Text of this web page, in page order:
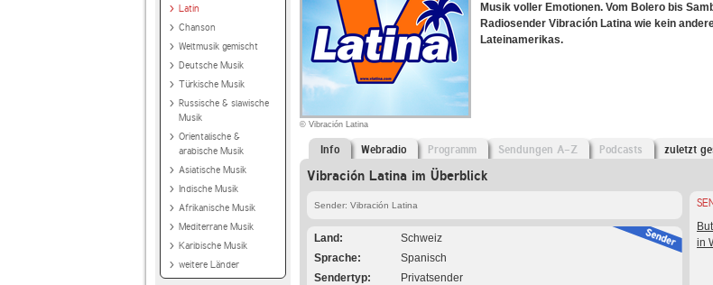
Latin
Chanson
Weltmusik gemischt
Deutsche Musik
Türkische Musik
Russische & slawische
Musik
Orientalische &
arabische Musik
Asiatische Musik
Indische Musik
Afrikanische Musik
Mediterrane Musik
Karibische Musik
weitere Länder
© Vibración Latina
Musik voller Emotionen. Vom Bolero bis
Radiosender Vibración Latina wie kein
Lateinamerikas.
Info Webradio Programm Sendungen A-Z Podcasts zuletzt
Vibración Latina im Überblick
Sender: Vibración Latina
Land
Schweiz
Sprache
Spanisch
Sendertyp
Privatsender
in